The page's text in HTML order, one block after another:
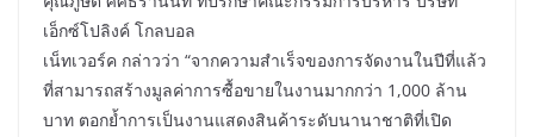
เอ็กซ์โปลิงค์ โกลบอล
เน็ทเวอร์ค กล่าวว่า “จากความสำเร็จของการจัดงานในปีที่แล้ว
ที่สามารถสร้างมูลค่าการซื้อขายในงานมากกว่า 1,000 ล้าน
บาท ตอกย้ำการเป็นงานแสดงสินค้าระดับนานาชาติที่เปิด